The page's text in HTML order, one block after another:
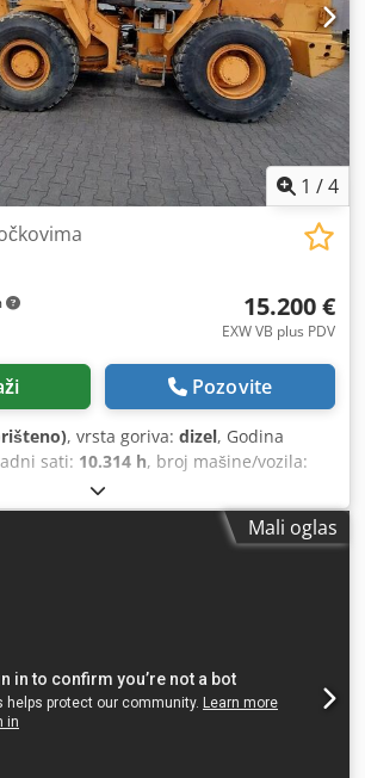
1 /4
15.200 €
EXW VB plus PDV
Pozovite
, vrsta goriva: dizel, Godina
sati: 10.314 h, broj mašine/vozila:
Mali oglas